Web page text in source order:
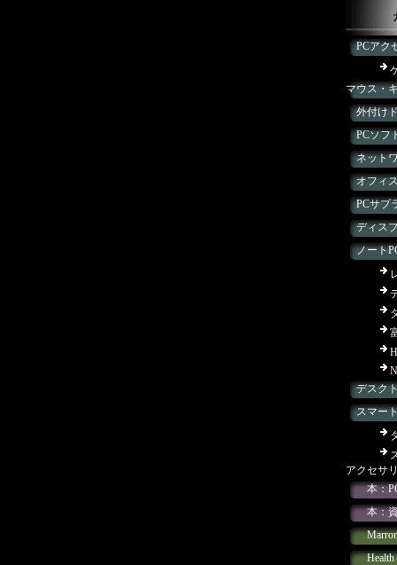
PCアク
マウス・
外付け
PCソフ
ネット
オフィ
PCサプ
ディス
ノート
デスク
スマー
アクセサ
本：
本：